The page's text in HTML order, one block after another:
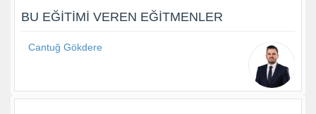
BU EĞITIMI VEREN EĞITMENLER
Cantuğ Gökdere